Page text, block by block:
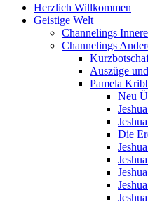
Herzlich Willkommen
Geistige Welt
Channelings
Channelings
Auszüge
Pamela
Neu
Die